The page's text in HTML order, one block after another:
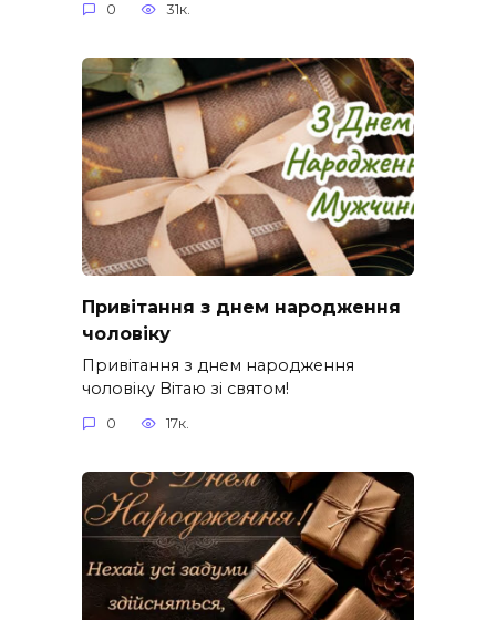
0 31к.
Привітання з днем народження
чоловіку
Привітання з днем народження
чоловіку Вітаю зі святом!
0 17к.